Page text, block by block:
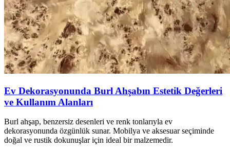
Ev Dekorasyonunda Burl Ahşabın Estetik Değerleri
ve Kullanım Alanları
Burl ahşap, benzersiz desenleri ve renk tonlarıyla ev
dekorasyonunda özgünlük sunar. Mobilya ve aksesuar seçiminde
doğal ve rustik dokunuşlar için ideal bir malzemedir.